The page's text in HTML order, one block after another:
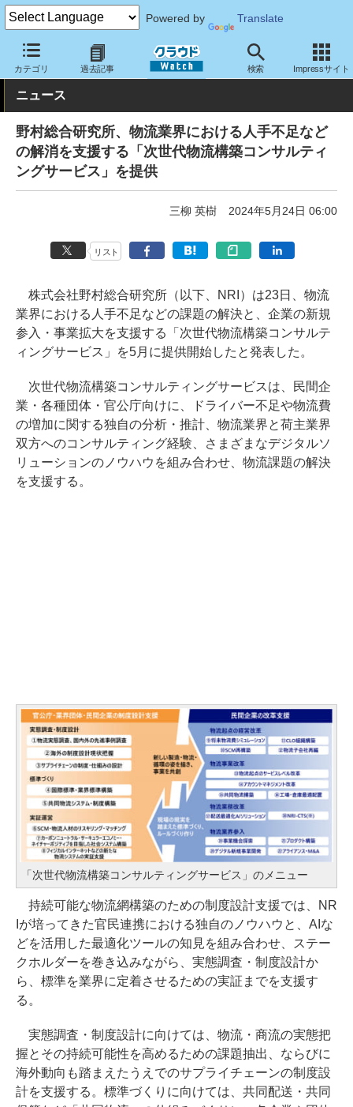
Powered by Translate
カテゴリ 過去記事 検索 Impressサイト
クラウド Watch サービス・ソフト サービス その他
ニュース
野村総合研究所、物流業界における人手不足など
の解消を支援する「次世代物流構築コンサルティ
ングサービス」を提供
三柳 英樹 2024年5月24日 06:00
リスト
株式会社野村総合研究所（以下、NRI）は23日、物流
業界における人手不足などの課題の解決と、企業の新規
参入・事業拡大を支援する「次世代物流構築コンサルテ
ィングサービス」を5月に提供開始したと発表した。
次世代物流構築コンサルティングサービスは、民間企
業・各種団体・官公庁向けに、ドライバー不足や物流費
の増加に関する独自の分析・推計、物流業界と荷主業界
双方へのコンサルティング経験、さまざまなデジタルソ
リューションのノウハウを組み合わせ、物流課題の解決
を支援する。
「次世代物流構築コンサルティングサービス」のメニュー
持続可能な物流網構築のための制度設計支援では、NR
Iが培ってきた官民連携における独自のノウハウと、AIな
どを活用した最適化ツールの知見を組み合わせ、ステー
クホルダーを巻き込みながら、実態調査・制度設計か
ら、標準を業界に定着させるための実証までを支援す
る。
実態調査・制度設計に向けては、物流・商流の実態把
握とその持続可能性を高めるための課題抽出、ならびに
海外動向も踏まえたうえでのサプライチェーンの制度設
計を支援する。標準づくりに向けては、共同配送・共同